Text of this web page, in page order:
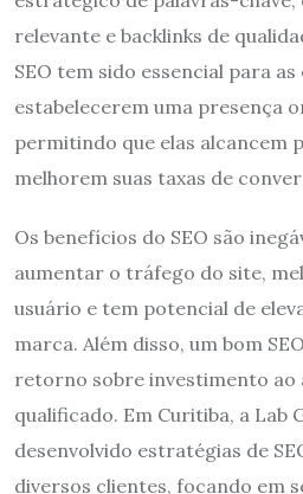
relevante e backlinks de
SEO tem sido essencial para as
estabelecerem uma presença
permitindo que elas alcancem
melhorem suas taxas de
Os benefícios do SEO são
aumentar o tráfego do site,
usuário e tem potencial de
marca. Além disso, um bom
retorno sobre investimento ao
qualificado. Em Curitiba, a Lab
desenvolvido estratégias de
diversos clientes, focando em